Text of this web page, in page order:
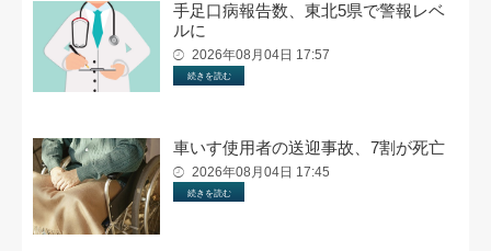
手足口病報告数、東北5県で警報レベ
ルに
2026年08月04日 17:57
続きを読む
車いす使用者の送迎事故、7割が死亡
2026年08月04日 17:45
続きを読む